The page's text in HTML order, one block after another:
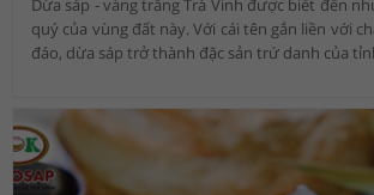
Dừa sáp - vàng trắng Trà Vinh được biết đến
quý của vùng đất này. Với cái tên gắn liền với
đáo, dừa sáp trở thành đặc sản trứ danh của